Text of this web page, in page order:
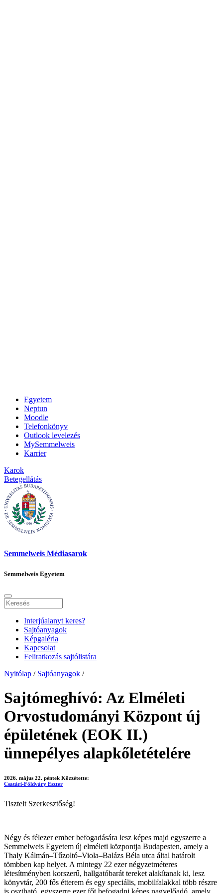
Egyetem
Neptun
Moodle
Telefonkönyv
Outlook levelezés
MySemmelweis
Karrier
Karok
Betegellátás
Semmelweis Médiasarok
Semmelweis Egyetem
Interjúalanyt keres?
Sajtóanyagok
Képgaléria
Kapcsolat
Feliratkozás sajtólistára
Nyitólap / Sajtóanyagok /
Sajtómeghívó: Az Elméleti
Orvostudományi Központ új
épületének (EOK II.)
ünnepélyes alapkőletételére
2026. május 22. péntek Közzétette:
Csatári-Földváry Eszter
Tisztelt Szerkesztőség!
Négy és félezer ember befogadására lesz képes majd egyszerre a
Semmelweis Egyetem új elméleti központja Budapesten, amely a
Thaly Kálmán–Tűzoltó–Viola–Balázs Béla utca által határolt
tömbben kap helyet. A mintegy 22 ezer négyzetméteres
létesítményben korszerű, hallgatóbarát tereket alakítanak ki, lesz
könyvtár, 200 fős étterem és egy speciális, mobilfalakkal több részre